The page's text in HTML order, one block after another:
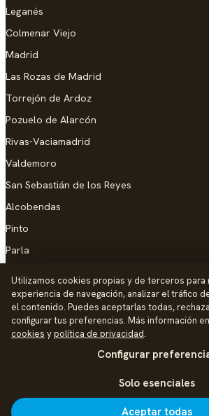
Leganés
Colmenar Viejo
Madrid
Las Rozas de Madrid
Torrejón de Ardoz
Pozuelo de Alarcón
Rivas-Vaciamadrid
Valdemoro
San Sebastián de los Reyes
Alcobendas
Pinto
Parla
AYUDA
Añadir empresa
Aviso Legal
Utilizamos cookies propias y de terceros para
experiencia de navegación, analizar el tráfico
el contenido. Puedes aceptarlas todas,
configurar tus preferencias. Más información
cookies ypolítica de privacidad.
Configurar
Solo esenciales
Aceptar todas